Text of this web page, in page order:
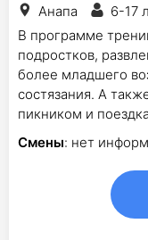
Анапа
6-17
В программе
подростков,
более младшего
состязания. А
пикником и
Смены: нет